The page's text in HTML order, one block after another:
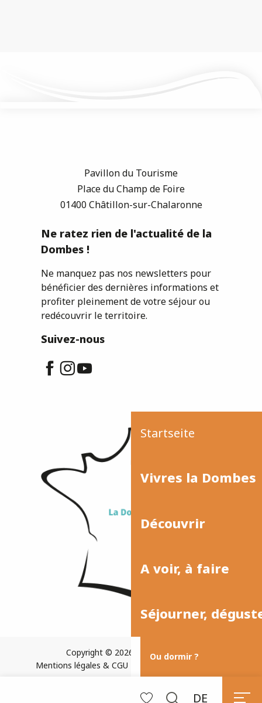
Startseite
Vivres la Dombes
Découvrir
A voir, à faire
Séjourner,
Ou dormir ?
DE
Pavillon du Tourisme
Place du Champ de Foire
01400 Châtillon-sur-Chalaronne
Ne ratez rien de l'actualité de la
Dombes !
Ne manquez pas nos newsletters pour
bénéficier des dernières informations et
profiter pleinement de votre séjour ou
redécouvrir le territoire.
Suivez-nous
Copyright © 2026
Plan du site
Mentions légales & CGU